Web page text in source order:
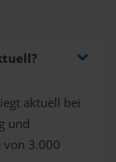
aktuell bei
und
von 3.000